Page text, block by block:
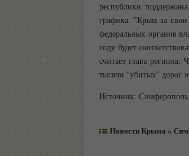
республики
графика. "Крым за свои
федеральных органов
году будет
считает глава региона.
тысячи "убитых" дорог
Источник: Симферополь
Новости Крыма »